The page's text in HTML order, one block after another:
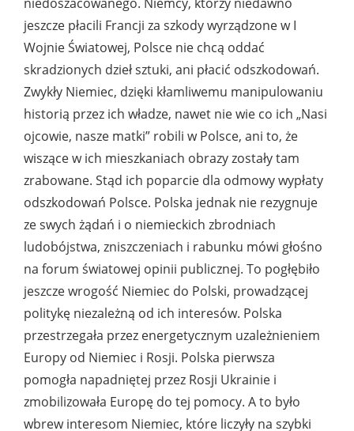
jeszcze płacili Francji za szkody wyrządzone w I
Wojnie Światowej, Polsce nie chcą oddać
skradzionych dzieł sztuki, ani płacić odszkodowań.
Zwykły Niemiec, dzięki kłamliwemu manipulowaniu
historią przez ich władze, nawet nie wie co ich „Nasi
ojcowie, nasze matki” robili w Polsce, ani to, że
wiszące w ich mieszkaniach obrazy zostały tam
zrabowane. Stąd ich poparcie dla odmowy wypłaty
odszkodowań Polsce. Polska jednak nie rezygnuje
ze swych żądań i o niemieckich zbrodniach
ludobójstwa, zniszczeniach i rabunku mówi głośno
na forum światowej opinii publicznej. To pogłębiło
jeszcze wrogość Niemiec do Polski, prowadzącej
politykę niezależną od ich interesów. Polska
przestrzegała przez energetycznym uzależnieniem
Europy od Niemiec i Rosji. Polska pierwsza
pomogła napadniętej przez Rosji Ukrainie i
zmobilizowała Europę do tej pomocy. A to było
wbrew interesom Niemiec, które liczyły na szybki